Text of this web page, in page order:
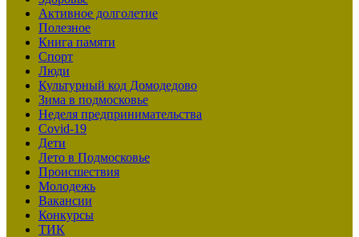
Активное долголетие
Полезное
Книга памяти
Спорт
Люди
Культурный код Домодедово
Зима в подмосковье
Неделя предпринимательства
Covid-19
Дети
Лето в Подмосковье
Происшествия
Молодежь
Вакансии
Конкурсы
ТИК